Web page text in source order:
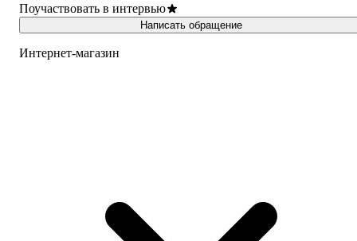
Поучаствовать в интервью
Написать обращение
Интернет-магазин